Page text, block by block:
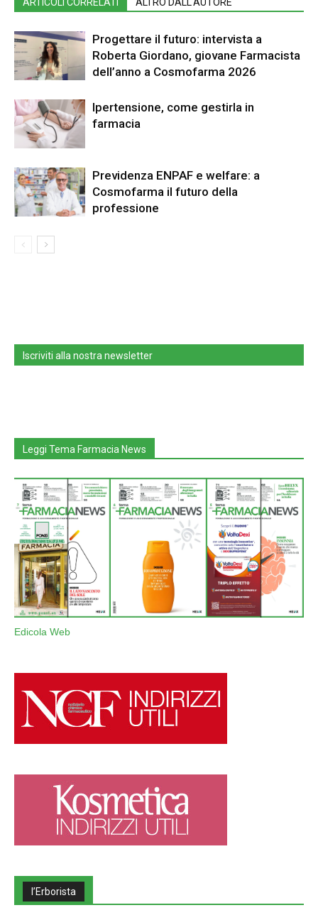
ARTICOLI CORRELATI ALTRO DALL'AUTORE
Progettare il futuro: intervista a
Roberta Giordano, giovane Farmacista
dell’anno a Cosmofarma 2026
Ipertensione, come gestirla in
farmacia
Previdenza ENPAF e welfare: a
Cosmofarma il futuro della
professione
Iscriviti alla nostra newsletter
Leggi Tema Farmacia News
Edicola Web
l’Erborista